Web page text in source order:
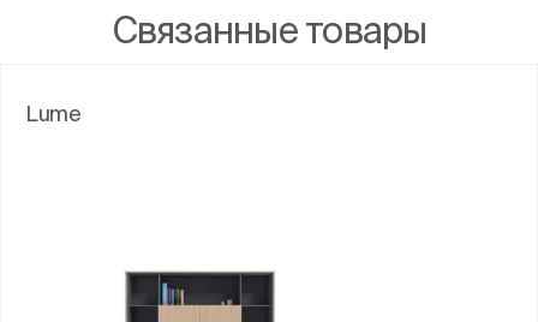
Связанные товары
Lume